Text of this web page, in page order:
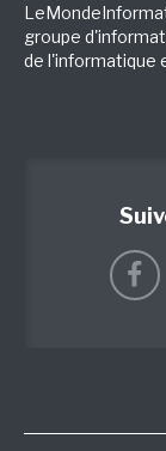
groupe
de l'informatique